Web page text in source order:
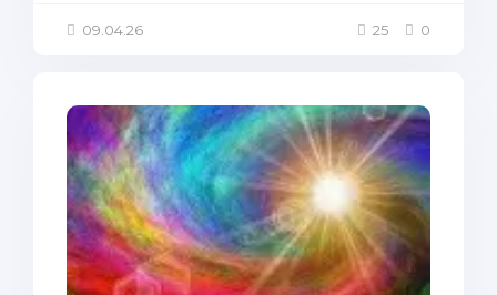
09.04.26 25 0